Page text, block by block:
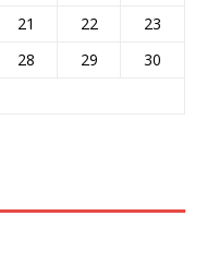
21 22
23
28 29
30